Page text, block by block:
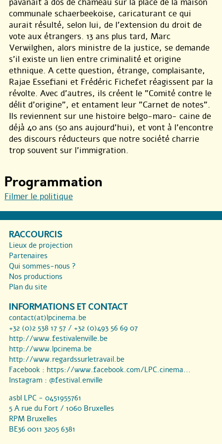
pavanait à dos de chameau sur la place de la maison
communale schaerbeekoise, caricaturant ce qui
aurait résulté, selon lui, de l’extension du droit de
vote aux étrangers. 13 ans plus tard, Marc
Verwilghen, alors ministre de la justice, se demande
s’il existe un lien entre criminalité et origine
ethnique. A cette question, étrange, complaisante,
Rajae Essefiani et Frédéric Fichefet réagissent par la
révolte. Avec d’autres, ils créent le "Comité contre le
délit d’origine", et entament leur "Carnet de notes".
Ils reviennent sur une histoire belgo-maro- caine de
déjà 40 ans (50 ans aujourd’hui), et vont à l’encontre
des discours réducteurs que notre société charrie
trop souvent sur l’immigration.
Programmation
Filmer le politique
RACCOURCIS
Lieux de projection
Partenaires
Qui sommes-nous ?
Nos productions
Plan du site
INFORMATIONS ET CONTACT
contact(at)lpcinema.be
+32 (0)2 538 17 57 / +32 (0)493 56 69 07
http://www.festivalenville.be
http://www.lpcinema.be
http://www.regardssurletravail.be
Facebook : https://www.facebook.com/LPC.cinema...
Instagram : @festival.enville
asbl LPC - 0451955761
5 A rue du Fort / 1060 Bruxelles
RPM Bruxelles
BE36 0011 3205 6381